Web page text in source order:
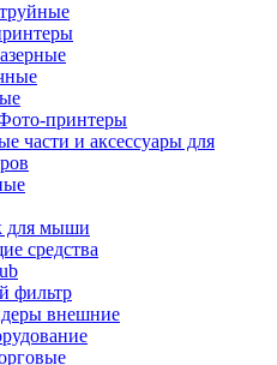
принтеры
части и аксессуары для
для мыши
средства
фильтр
внешние